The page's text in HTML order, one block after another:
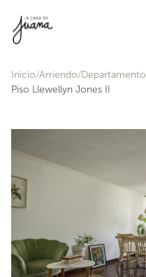
Inicio Arriendo Departamento
Piso Llewellyn Jones II